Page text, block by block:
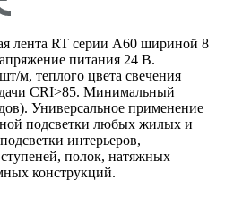
лента RT серии A60 шириной 8
питания 24 В.
м, теплого цвета свечения
CRI>85. Минимальный
Универсальное применение
подсветки любых жилых и
интерьеров,
полок, натяжных
конструкций.